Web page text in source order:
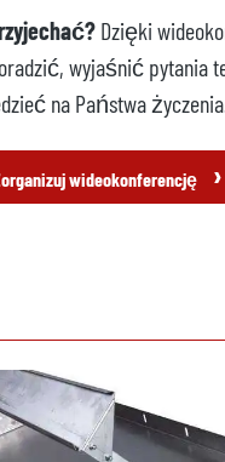
Dzięki
wyjaśnić pytania
na Państwa
wideokonferencję ›